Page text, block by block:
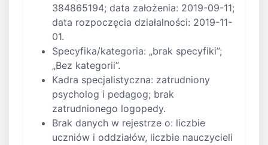
384865194; data założenia: 2019-09-11;
data rozpoczęcia działalności: 2019-11-
01.
Specyfika/kategoria: „brak specyfiki”;
„Bez kategorii”.
Kadra specjalistyczna: zatrudniony
psycholog i pedagog; brak
zatrudnionego logopedy.
Brak danych w rejestrze o: liczbie
uczniów i oddziałów, liczbie nauczycieli